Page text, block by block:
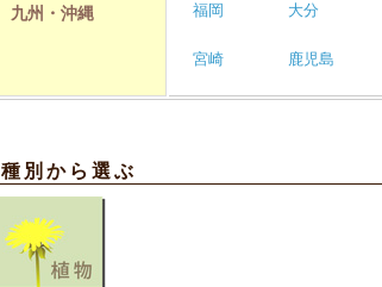
九州・沖縄 福岡 大分
宮崎 鹿児島
種別から選ぶ